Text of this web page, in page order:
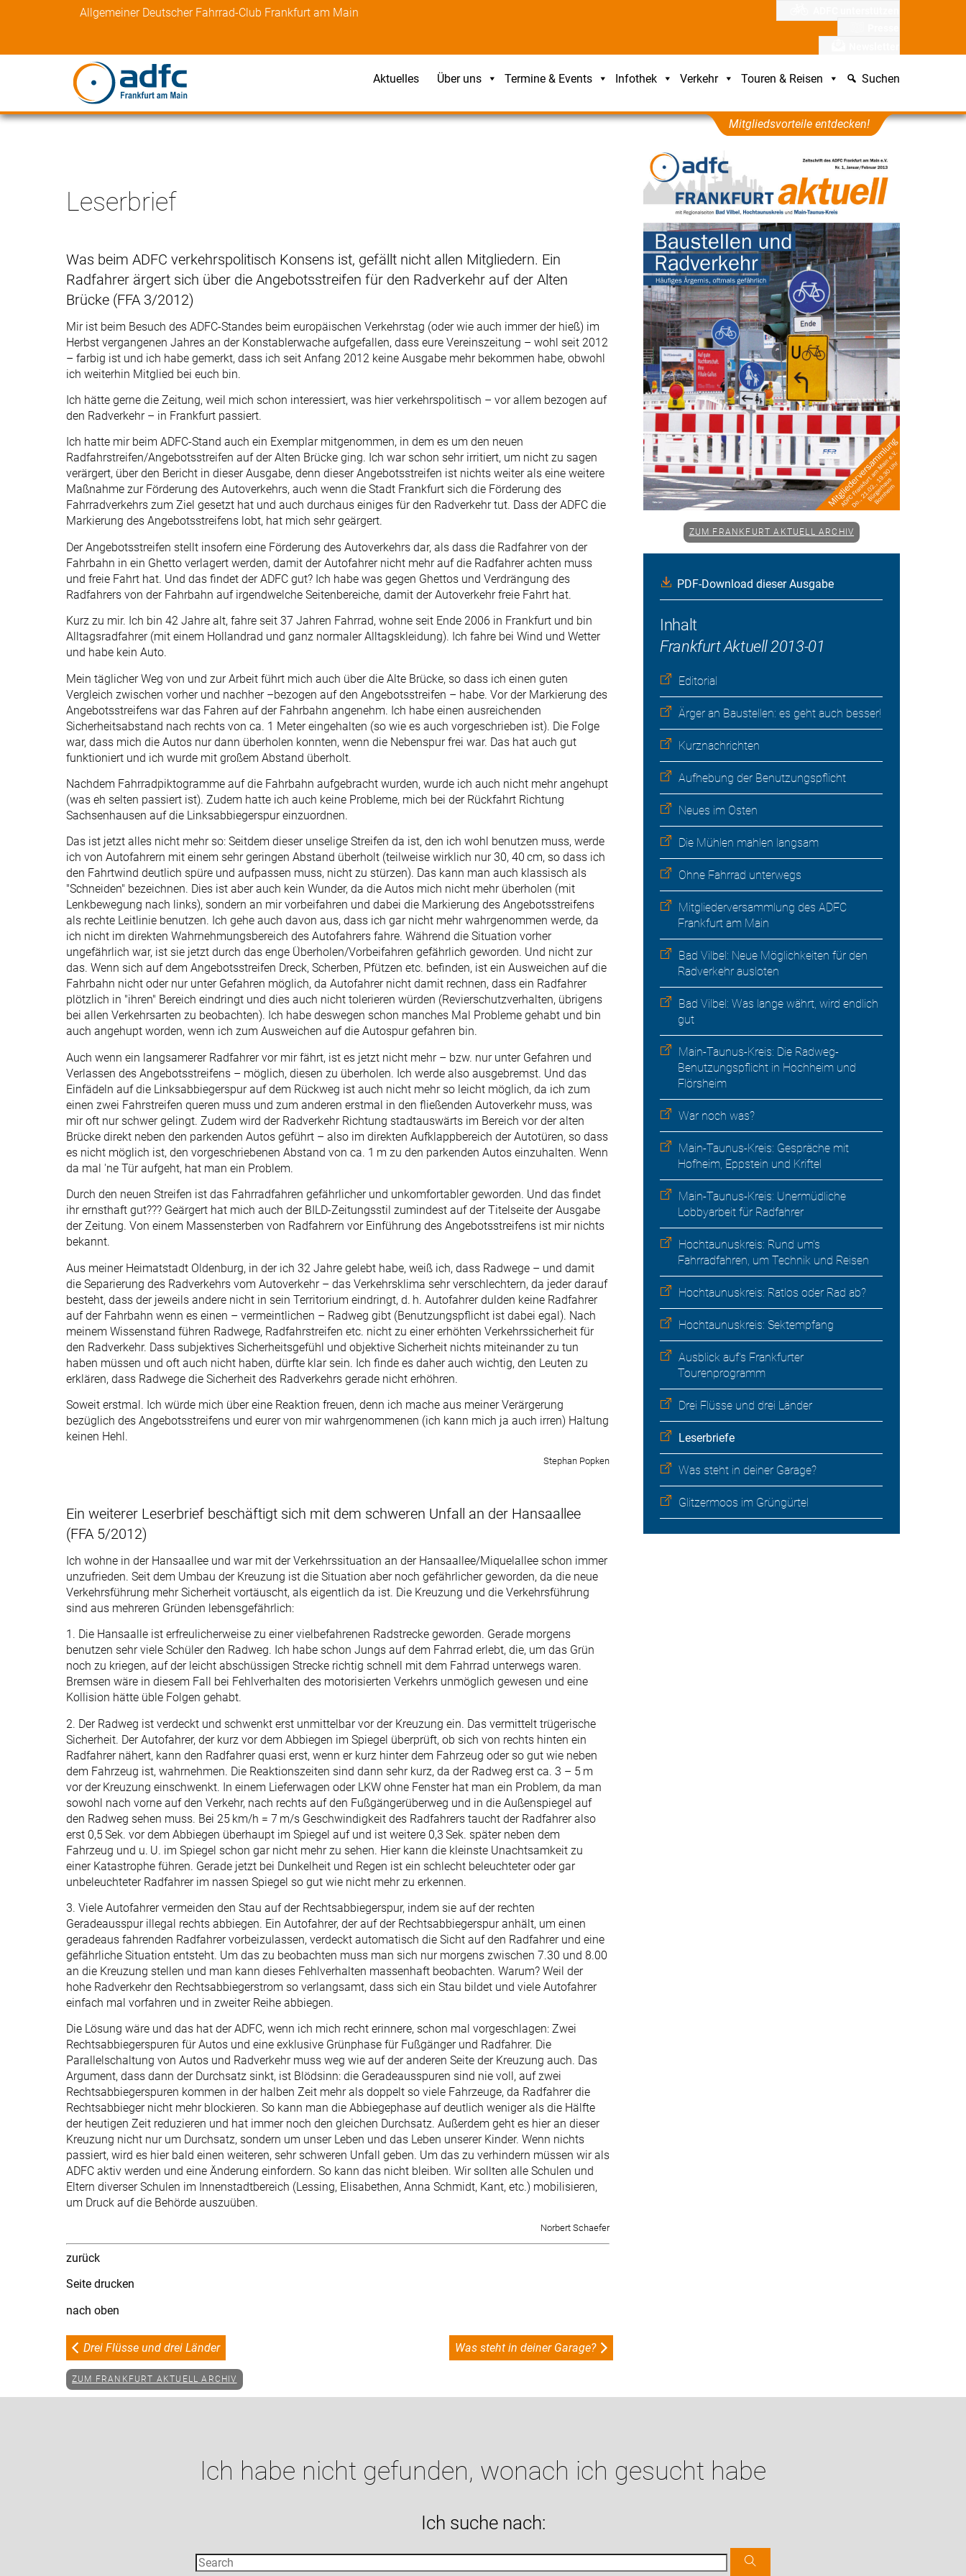
Allgemeiner Deutscher Fahrrad-Club Frankfurt am Main
Aktuelles Über uns Termine & Events Infothek Verkehr Touren & Reisen Suchen
Mitgliedsvorteile entdecken!
Leserbrief
Was beim ADFC verkehrspolitisch Konsens ist, gefällt nicht allen Mitgliedern. Ein
Radfahrer ärgert sich über die Angebotsstreifen für den Radverkehr auf der Alten
Brücke (FFA 3/2012)
Mir ist beim Besuch des ADFC-Standes beim europäischen Verkehrstag (oder wie auch immer der hieß) im
Herbst vergangenen Jahres an der Konstablerwache aufgefallen, dass eure Vereinszeitung – wohl seit 2012
– farbig ist und ich habe gemerkt, dass ich seit Anfang 2012 keine Ausgabe mehr bekommen habe, obwohl
ich weiterhin Mitglied bei euch bin.
Ich hätte gerne die Zeitung, weil mich schon interessiert, was hier verkehrspolitisch – vor allem bezogen auf
den Radverkehr – in Frankfurt passiert.
Ich hatte mir beim ADFC-Stand auch ein Exemplar mitgenommen, in dem es um den neuen
Radfahrstreifen/Angebotsstreifen auf der Alten Brücke ging. Ich war schon sehr irritiert, um nicht zu sagen
verärgert, über den Bericht in dieser Ausgabe, denn dieser Angebotsstreifen ist nichts weiter als eine weitere
Maßnahme zur Förderung des Autoverkehrs, auch wenn die Stadt Frankfurt sich die Förderung des
Fahrradverkehrs zum Ziel gesetzt hat und auch durchaus einiges für den Radverkehr tut. Dass der ADFC die
Markierung des Angebotsstreifens lobt, hat mich sehr geärgert.
Der Angebotsstreifen stellt insofern eine Förderung des Autoverkehrs dar, als dass die Radfahrer von der
Fahrbahn in ein Ghetto verlagert werden, damit der Autofahrer nicht mehr auf die Radfahrer achten muss
und freie Fahrt hat. Und das findet der ADFC gut? Ich habe was gegen Ghettos und Verdrängung des
Radfahrers von der Fahrbahn auf irgendwelche Seitenbereiche, damit der Autoverkehr freie Fahrt hat.
Kurz zu mir. Ich bin 42 Jahre alt, fahre seit 37 Jahren Fahrrad, wohne seit Ende 2006 in Frankfurt und bin
Alltagsradfahrer (mit einem Hollandrad und ganz normaler Alltagskleidung). Ich fahre bei Wind und Wetter
und habe kein Auto.
Mein täglicher Weg von und zur Arbeit führt mich auch über die Alte Brücke, so dass ich einen guten
Vergleich zwischen vorher und nachher –bezogen auf den Angebotsstreifen – habe. Vor der Markierung des
Angebotsstreifens war das Fahren auf der Fahrbahn angenehm. Ich habe einen ausreichenden
Sicherheitsabstand nach rechts von ca. 1 Meter eingehalten (so wie es auch vorgeschrieben ist). Die Folge
war, dass mich die Autos nur dann überholen konnten, wenn die Nebenspur frei war. Das hat auch gut
funktioniert und ich wurde mit großem Abstand überholt.
Nachdem Fahrradpiktogramme auf die Fahrbahn aufgebracht wurden, wurde ich auch nicht mehr angehupt
(was eh selten passiert ist). Zudem hatte ich auch keine Probleme, mich bei der Rückfahrt Richtung
Sachsenhausen auf die Linksabbiegerspur einzuordnen.
Das ist jetzt alles nicht mehr so: Seitdem dieser unselige Streifen da ist, den ich wohl benutzen muss, werde
ich von Autofahrern mit einem sehr geringen Abstand überholt (teilweise wirklich nur 30, 40 cm, so dass ich
den Fahrtwind deutlich spüre und aufpassen muss, nicht zu stürzen). Das kann man auch klassisch als
"Schneiden" bezeichnen. Dies ist aber auch kein Wunder, da die Autos mich nicht mehr überholen (mit
Lenkbewegung nach links), sondern an mir vorbeifahren und dabei die Markierung des Angebotsstreifens
als rechte Leitlinie benutzen. Ich gehe auch davon aus, dass ich gar nicht mehr wahrgenommen werde, da
ich nicht im direkten Wahrnehmungsbereich des Autofahrers fahre. Während die Situation vorher
ungefährlich war, ist sie jetzt durch das enge Überholen/Vorbeifahren gefährlich geworden. Und nicht zur
das. Wenn sich auf dem Angebotsstreifen Dreck, Scherben, Pfützen etc. befinden, ist ein Ausweichen auf die
Fahrbahn nicht oder nur unter Gefahren möglich, da Autofahrer nicht damit rechnen, dass ein Radfahrer
plötzlich in "ihren" Bereich eindringt und dies auch nicht tolerieren würden (Revierschutzverhalten, übrigens
bei allen Verkehrsarten zu beobachten). Ich habe deswegen schon manches Mal Probleme gehabt und bin
auch angehupt worden, wenn ich zum Ausweichen auf die Autospur gefahren bin.
Auch wenn ein langsamerer Radfahrer vor mir fährt, ist es jetzt nicht mehr – bzw. nur unter Gefahren und
Verlassen des Angebotsstreifens – möglich, diesen zu überholen. Ich werde also ausgebremst. Und das
Einfädeln auf die Linksabbiegerspur auf dem Rückweg ist auch nicht mehr so leicht möglich, da ich zum
einen zwei Fahrstreifen queren muss und zum anderen erstmal in den fließenden Autoverkehr muss, was
mir oft nur schwer gelingt. Zudem wird der Radverkehr Richtung stadtauswärts im Bereich vor der alten
Brücke direkt neben den parkenden Autos geführt – also im direkten Aufklappbereich der Autotüren, so dass
es nicht möglich ist, den vorgeschriebenen Abstand von ca. 1 m zu den parkenden Autos einzuhalten. Wenn
da mal 'ne Tür aufgeht, hat man ein Problem.
Durch den neuen Streifen ist das Fahrradfahren gefährlicher und unkomfortabler geworden. Und das findet
ihr ernsthaft gut??? Geärgert hat mich auch der BILD-Zeitungsstil zumindest auf der Titelseite der Ausgabe
der Zeitung. Von einem Massensterben von Radfahrern vor Einführung des Angebotsstreifens ist mir nichts
bekannt.
Aus meiner Heimatstadt Oldenburg, in der ich 32 Jahre gelebt habe, weiß ich, dass Radwege – und damit
die Separierung des Radverkehrs vom Autoverkehr – das Verkehrsklima sehr verschlechtern, da jeder darauf
besteht, dass der jeweils andere nicht in sein Territorium eindringt, d. h. Autofahrer dulden keine Radfahrer
auf der Fahrbahn wenn es einen – vermeintlichen – Radweg gibt (Benutzungspflicht ist dabei egal). Nach
meinem Wissenstand führen Radwege, Radfahrstreifen etc. nicht zu einer erhöhten Verkehrssicherheit für
den Radverkehr. Dass subjektives Sicherheitsgefühl und objektive Sicherheit nichts miteinander zu tun
haben müssen und oft auch nicht haben, dürfte klar sein. Ich finde es daher auch wichtig, den Leuten zu
erklären, dass Radwege die Sicherheit des Radverkehrs gerade nicht erhöhren.
Soweit erstmal. Ich würde mich über eine Reaktion freuen, denn ich mache aus meiner Verärgerung
bezüglich des Angebotsstreifens und eurer von mir wahrgenommenen (ich kann mich ja auch irren) Haltung
keinen Hehl.
Stephan Popken
Ein weiterer Leserbrief beschäftigt sich mit dem schweren Unfall an der Hansaallee
(FFA 5/2012)
Ich wohne in der Hansaallee und war mit der Verkehrssituation an der Hansaallee/Miquelallee schon immer
unzufrieden. Seit dem Umbau der Kreuzung ist die Situation aber noch gefährlicher geworden, da die neue
Verkehrsführung mehr Sicherheit vortäuscht, als eigentlich da ist. Die Kreuzung und die Verkehrsführung
sind aus mehreren Gründen lebensgefährlich:
1. Die Hansaalle ist erfreulicherweise zu einer vielbefahrenen Radstrecke geworden. Gerade morgens
benutzen sehr viele Schüler den Radweg. Ich habe schon Jungs auf dem Fahrrad erlebt, die, um das Grün
noch zu kriegen, auf der leicht abschüssigen Strecke richtig schnell mit dem Fahrrad unterwegs waren.
Bremsen wäre in diesem Fall bei Fehlverhalten des motorisierten Verkehrs unmöglich gewesen und eine
Kollision hätte üble Folgen gehabt.
2. Der Radweg ist verdeckt und schwenkt erst unmittelbar vor der Kreuzung ein. Das vermittelt trügerische
Sicherheit. Der Autofahrer, der kurz vor dem Abbiegen im Spiegel überprüft, ob sich von rechts hinten ein
Radfahrer nähert, kann den Radfahrer quasi erst, wenn er kurz hinter dem Fahrzeug oder so gut wie neben
dem Fahrzeug ist, wahrnehmen. Die Reaktionszeiten sind dann sehr kurz, da der Radweg erst ca. 3 – 5 m
vor der Kreuzung einschwenkt. In einem Lieferwagen oder LKW ohne Fenster hat man ein Problem, da man
sowohl nach vorne auf den Verkehr, nach rechts auf den Fußgängerüberweg und in die Außenspiegel auf
den Radweg sehen muss. Bei 25 km/h = 7 m/s Geschwindigkeit des Radfahrers taucht der Radfahrer also
erst 0,5 Sek. vor dem Abbiegen überhaupt im Spiegel auf und ist weitere 0,3 Sek. später neben dem
Fahrzeug und u. U. im Spiegel schon gar nicht mehr zu sehen. Hier kann die kleinste Unachtsamkeit zu
einer Katastrophe führen. Gerade jetzt bei Dunkelheit und Regen ist ein schlecht beleuchteter oder gar
unbeleuchteter Radfahrer im nassen Spiegel so gut wie nicht mehr zu erkennen.
3. Viele Autofahrer vermeiden den Stau auf der Rechtsabbiegerspur, indem sie auf der rechten
Geradeausspur illegal rechts abbiegen. Ein Autofahrer, der auf der Rechtsabbiegerspur anhält, um einen
geradeaus fahrenden Radfahrer vorbeizulassen, verdeckt automatisch die Sicht auf den Radfahrer und eine
gefährliche Situation entsteht. Um das zu beobachten muss man sich nur morgens zwischen 7.30 und 8.00
an die Kreuzung stellen und man kann dieses Fehlverhalten massenhaft beobachten. Warum? Weil der
hohe Radverkehr den Rechtsabbiegerstrom so verlangsamt, dass sich ein Stau bildet und viele Autofahrer
einfach mal vorfahren und in zweiter Reihe abbiegen.
Die Lösung wäre und das hat der ADFC, wenn ich mich recht erinnere, schon mal vorgeschlagen: Zwei
Rechtsabbiegerspuren für Autos und eine exklusive Grünphase für Fußgänger und Radfahrer. Die
Parallelschaltung von Autos und Radverkehr muss weg wie auf der anderen Seite der Kreuzung auch. Das
Argument, dass dann der Durchsatz sinkt, ist Blödsinn: die Geradeausspuren sind nie voll, auf zwei
Rechtsabbiegerspuren kommen in der halben Zeit mehr als doppelt so viele Fahrzeuge, da Radfahrer die
Rechtsabbieger nicht mehr blockieren. So kann man die Abbiegephase auf deutlich weniger als die Hälfte
der heutigen Zeit reduzieren und hat immer noch den gleichen Durchsatz. Außerdem geht es hier an dieser
Kreuzung nicht nur um Durchsatz, sondern um unser Leben und das Leben unserer Kinder. Wenn nichts
passiert, wird es hier bald einen weiteren, sehr schweren Unfall geben. Um das zu verhindern müssen wir als
ADFC aktiv werden und eine Änderung einfordern. So kann das nicht bleiben. Wir sollten alle Schulen und
Eltern diverser Schulen im Innenstadtbereich (Lessing, Elisabethen, Anna Schmidt, Kant, etc.) mobilisieren,
um Druck auf die Behörde auszuüben.
Norbert Schaefer
zurück
Seite drucken
nach oben
ZUM FRANKFURT AKTUELL ARCHIV
PDF-Download dieser Ausgabe
Inhalt
Frankfurt Aktuell 2013-01
Editorial
Ärger an Baustellen: es geht auch besser!
Kurznachrichten
Aufhebung der Benutzungspflicht
Neues im Osten
Die Mühlen mahlen langsam
Ohne Fahrrad unterwegs
Mitgliederversammlung des ADFC
Frankfurt am Main
Bad Vilbel: Neue Möglichkeiten für den
Radverkehr ausloten
Bad Vilbel: Was lange währt, wird endlich
gut
Main-Taunus-Kreis: Die Radweg-
Benutzungspflicht in Hochheim und
Flörsheim
War noch was?
Main-Taunus-Kreis: Gespräche mit
Hofheim, Eppstein und Kriftel
Main-Taunus-Kreis: Unermüdliche
Lobbyarbeit für Radfahrer
Hochtaunuskreis: Rund um's
Fahrradfahren, um Technik und Reisen
Hochtaunuskreis: Ratlos oder Rad ab?
Hochtaunuskreis: Sektempfang
Ausblick auf's Frankfurter
Tourenprogramm
Drei Flüsse und drei Länder
Leserbriefe
Was steht in deiner Garage?
Glitzermoos im Grüngürtel
Drei Flüsse und drei Länder Was steht in deiner Garage?
ZUM FRANKFURT AKTUELL ARCHIV
Ich habe nicht gefunden, wonach ich gesucht habe
Ich suche nach: